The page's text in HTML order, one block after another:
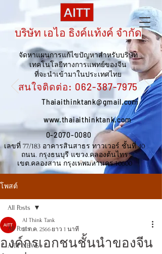
บริษัท เอไอ ธิงค์แท้งค์ จำกัด
จัดหาแผนการแก้ไขปัญหาสำหรับบริษัท
เทคโนโลยีทางการแพทย์ของจีน
ที่จะนำเข้ามาในประเทศไทย
สนใจติดต่อ: 062-387-7975
Thaiaithinktank@gmail.com
www.thaiaithinktank.com
0-2070-0080
เลขที่ 77/183 อาคารสินสาธร ทาวเวอร์ ชั้นที่ 40
ถนน. กรุงธนบุรี แขวง.คลองต้นไทร
เขต.คลองสาน กรุงเทพมหานคร 10600
โพสต์
All Posts
AITT NEWS
All Posts
องค์กรเอกชนชั้นนำของจีน
AI Think Tank
21 ก.ค. 2566 ยาว 1 นาที